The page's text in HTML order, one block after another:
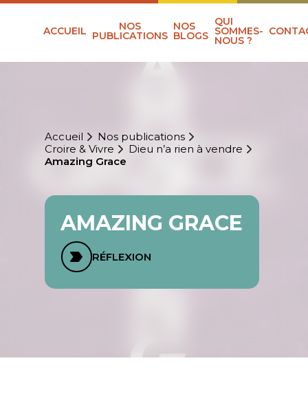
ACCUEIL NOS
PUBLICATIONS
NOS
BLOGS
QUI
SOMMES-
NOUS ?
Accueil
Nos publications
Croire & Vivre
Dieu n’a rien à vendre
Amazing Grace
AMAZING GRACE
RÉFLEXION